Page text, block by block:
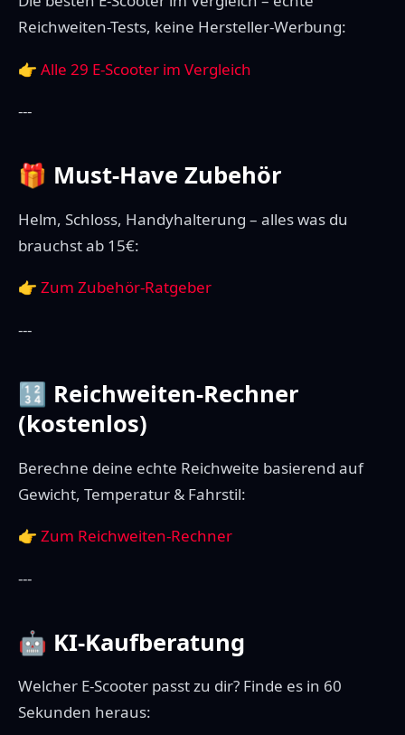
Reichweiten-Tests, keine Hersteller-Werbung:
👉 Alle 29 E-Scooter im Vergleich
---
🎁 Must-Have Zubehör
Helm, Schloss, Handyhalterung – alles was du
brauchst ab 15€:
👉 Zum Zubehör-Ratgeber
---
🔢 Reichweiten-Rechner
(kostenlos)
Berechne deine echte Reichweite basierend auf
Gewicht, Temperatur & Fahrstil:
👉 Zum Reichweiten-Rechner
---
🤖 KI-Kaufberatung
Welcher E-Scooter passt zu dir? Finde es in 60
Sekunden heraus: